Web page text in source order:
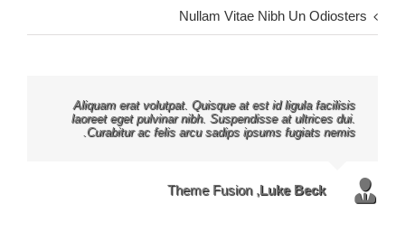
Nullam Vitae Nibh Un Odiosters
Aliquam erat volutpat. Quisque at est id ligula facilisis
laoreet eget pulvinar nibh. Suspendisse at ultrices dui.
Curabitur ac felis arcu sadips ipsums fugiats nemis.
Luke Beck
,
Theme Fusion